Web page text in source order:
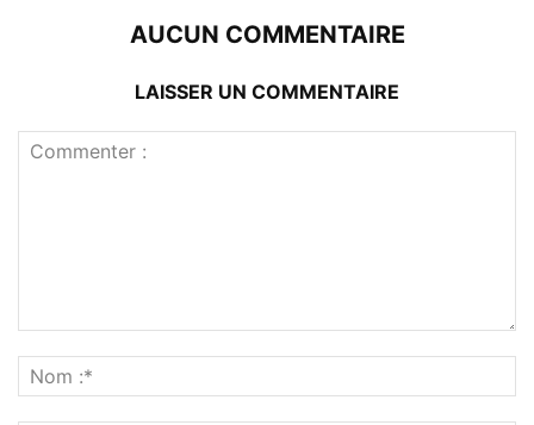
AUCUN COMMENTAIRE
LAISSER UN COMMENTAIRE